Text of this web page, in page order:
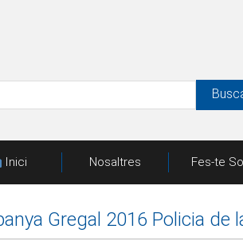
Inici Nosaltres Fes-te
Gregal 2016 Policia de